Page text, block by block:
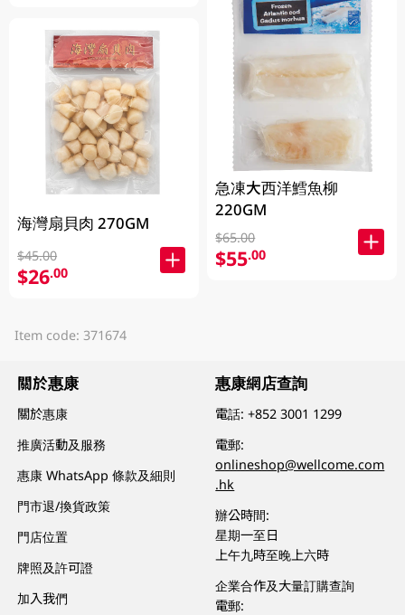
海灣扇貝肉 270GM
$45.00
$26.00
急凍大西洋鱈魚柳
220GM
$65.00
$55.00
Item code: 371674
關於惠康
關於惠康
推廣活動及服務
惠康 WhatsApp 條款及細則
門市退/換貨政策
門店位置
牌照及許可證
加入我們
惠康網店查詢
電話:+852 3001 1299
電郵:
onlineshop@wellcome.com
.hk
辦公時間:
星期一至日
上午九時至晚上六時
企業合作及大量訂購查詢
電郵: